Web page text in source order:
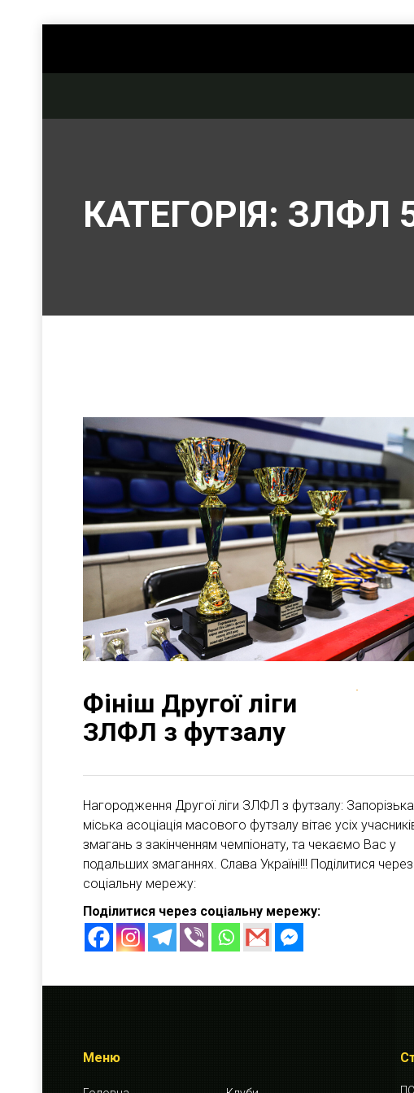
КАТЕГОРІЯ: ЗЛФЛ
Фініш Другої ліги
ЗЛФЛ з футзалу
Нагородження Другої ліги ЗЛФЛ з футзалу: Запорізька
міська асоціація масового футзалу вітає усіх
змагань з закінченням чемпіонату, та чекаємо Вас у
подальших змаганнях. Слава Україні!!! Поділитися через
соціальну мережу:
Поділитися через соціальну мережу:
Меню